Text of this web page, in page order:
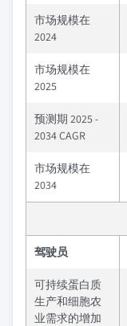
市场规模在
2024
市场规模在
2025
预测期 2025 -
2034 CAGR
市场规模在
2034
驾驶员
可持续蛋白质
生产和细胞农
业需求的增加